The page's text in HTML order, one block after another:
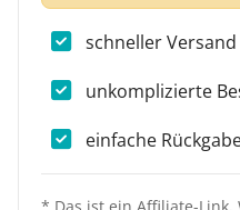
schneller
unkomplizierte
einfache